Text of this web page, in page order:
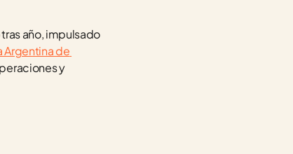
año, impulsado
Argentina de
y